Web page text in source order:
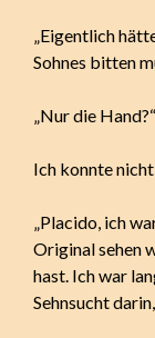
„Eigentlich
Sohnes bitten
„Nur die Hand?“
Ich konnte nicht
„Placido, ich
Original sehen
hast. Ich war
Sehnsucht